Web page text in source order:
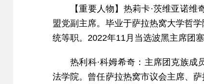
【重要人物】热莉卡·茨维亚诺
盟党副主席。毕业于萨拉热窝大学哲
统等职。2022年11月当选波黑主席团塞
热利科·科姆希奇：主席团克族成
法学院。曾任萨拉热窝市议会主席、